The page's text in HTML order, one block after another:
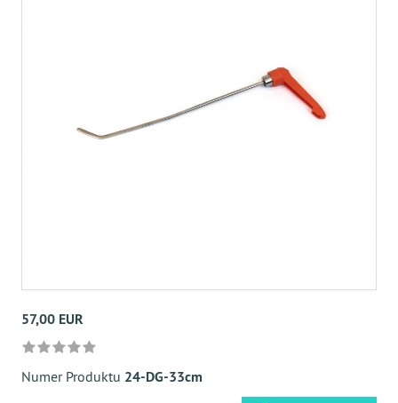
57,00 EUR
Numer Produktu 24-DG-33cm